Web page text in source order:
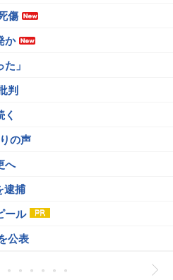
傷
か
」
判
の声
へ
逮捕
ール
公表